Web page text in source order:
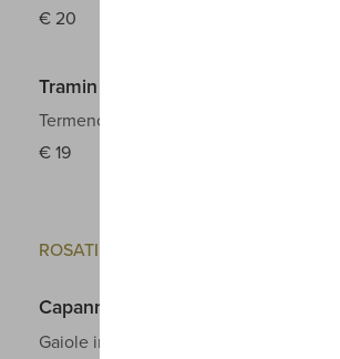
€ 20
Tramin Nussbaumer Alto Adige Doc
Termeno
€ 19
ROSATI
Capannelle Rosato Toscana Igt
Gaiole in Chianti